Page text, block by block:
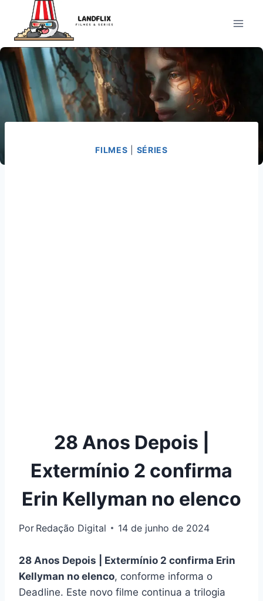
Conteúdo
FILMES SÉRIES
28 Anos Depois |
Extermínio 2 confirma
Erin Kellyman no elenco
Por Redação Digital 14 de junho de 2024
28 Anos Depois | Extermínio 2 confirma Erin
Kellyman no elenco, conforme informa o
Deadline. Este novo filme continua a trilogia